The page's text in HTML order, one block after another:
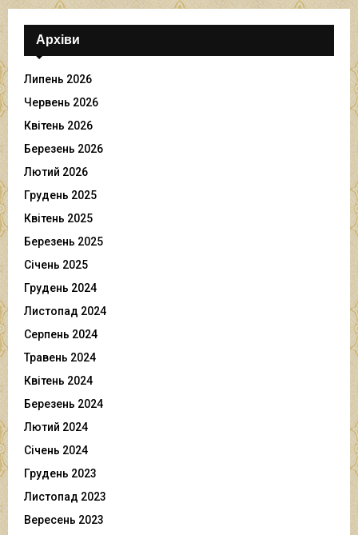
Архіви
Липень 2026
Червень 2026
Квітень 2026
Березень 2026
Лютий 2026
Грудень 2025
Квітень 2025
Березень 2025
Січень 2025
Грудень 2024
Листопад 2024
Серпень 2024
Травень 2024
Квітень 2024
Березень 2024
Лютий 2024
Січень 2024
Грудень 2023
Листопад 2023
Вересень 2023